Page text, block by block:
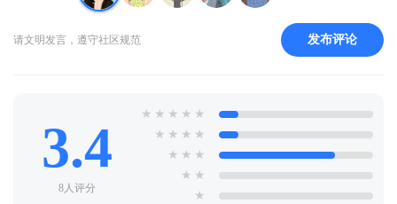
请文明发言，遵守社区规范 发布评论
3.4
8人评分
★ ★ ★ ★ ★
★ ★ ★ ★
★ ★ ★
★ ★
★